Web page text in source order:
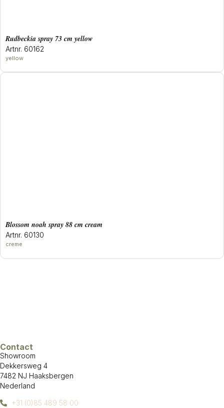
rudbeckia spray 73 cm yellow
Artnr. 60162
yellow
blossom noah spray 88 cm cream
Artnr. 60130
creme
Contact
Showroom
Dekkersweg 4
7482 NJ Haaksbergen
Nederland
+31 (0)85 489 58 00